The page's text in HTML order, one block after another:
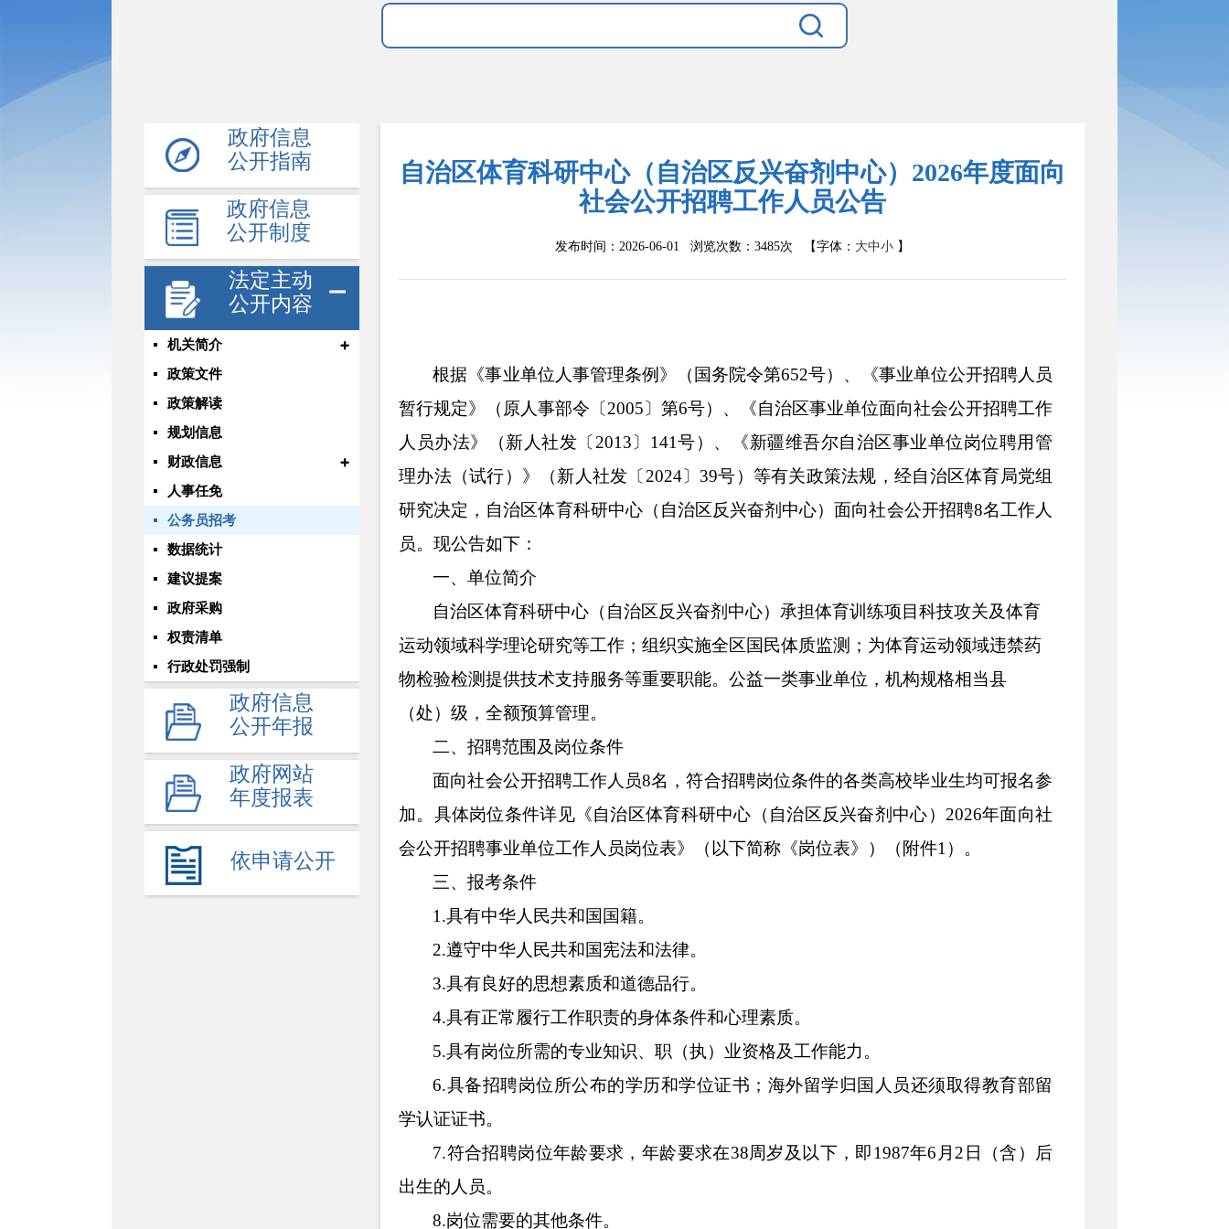
政府信息
公开指南
政府信息
公开制度
法定主动
公开内容
机关简介 +
政策文件
政策解读
规划信息
财政信息
+
人事任免
公务员招考
数据统计
建议提案
政府采购
权责清单
行政处罚强制
政府信息
公开年报
政府网站
年度报表
依申请公开
自治区体育科研中心（自治区反兴奋剂中心）2026年度面向
社会公开招聘工作人员公告
发布时间：2026-06-01 浏览次数： 3485次 【字体： 大中小 】
根据《事业单位人事管理条例》（国务院令第652号）、《事业单位公开招聘人员
暂行规定》（原人事部令〔 2005 〕第6号）、《自治区事业单位面向社会公开招聘工作
人员办法》（新人社发〔 2013 〕 141号） 、《新疆维吾尔自治区事业单位岗位聘用管
理办法（试行）》（新人社发〔 2024〕 39号） 等有关政策法规 ，经自治区体育局党组
研究决定， 自治区体育科研中心（自治区反兴奋剂中心）面向社会公开招聘8名工作人
员。 现公告如下：
一、单位简介
自治区体育科研中心（自治区反兴奋剂中心） 承担体育训练项目科技攻关及体育
运动领域科学理论研究等工作；组织实施全区国民体质监测；为体育运动领域违禁药
物检验检测提供技术支持服务等重要职能。 公益一类事业单位，机构规格相当县
（处）级，全额预算管理。
二、招聘范围及岗位条件
面向社会公开招聘工作人员8名 ，符合招聘岗位条件的各类高校毕业生均可报名参
加。具体岗位条件详见《自治区体育科研中心（自治区反兴奋剂中心） 2026年面向社
会公开招聘事业单位工作人员岗位表》（以下简称《岗位表》）（附件1 ）。
三、报考条件
1.具有中华人民共和国国籍。
2.遵守中华人民共和国宪法和法律。
3.具有良好的思想素质和道德品行。
4.具有正常履行工作职责的身体条件和心理素质。
5.具有岗位所需的专业知识、职（执）业资格及工作能力。
6.具备招聘岗位所公布的学历和学位证书 ；海外留学归国人员还须取得教育部留
学认证证书。
7.符合招聘岗位年龄要求，年龄要求在38周岁及以下，即1987年6 月 2 日（含）后
出生的人员。
8.岗位需要的其他条件。